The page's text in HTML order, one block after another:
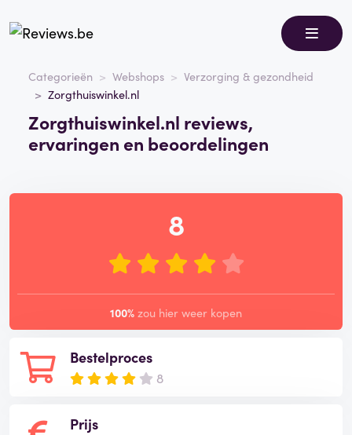
Categorieën Webshops
Verzorging & gezondheid
Zorgthuiswinkel.nl
Zorgthuiswinkel.nl reviews,
ervaringen en beoordelingen
Bestelproces
8
Prijs
8
100% zou hier weer kopen